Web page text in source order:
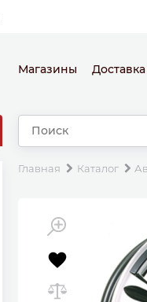
Магазины Доставка
Главная Каталог